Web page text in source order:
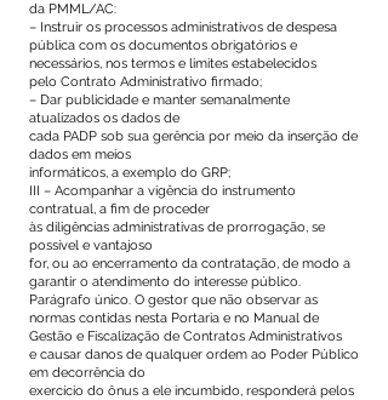
da PMML/AC:
– Instruir os processos administrativos de despesa
pública com os documentos obrigatórios e
necessários, nos termos e limites estabelecidos
pelo Contrato Administrativo firmado;
– Dar publicidade e manter semanalmente
atualizados os dados de
cada PADP sob sua gerência por meio da inserção de
dados em meios
informáticos, a exemplo do GRP;
III – Acompanhar a vigência do instrumento
contratual, a fim de proceder
às diligências administrativas de prorrogação, se
possível e vantajoso
for, ou ao encerramento da contratação, de modo a
garantir o atendimento do interesse público.
Parágrafo único. O gestor que não observar as
normas contidas nesta Portaria e no Manual de
Gestão e Fiscalização de Contratos Administrativos
e causar danos de qualquer ordem ao Poder Público
em decorrência do
exercício do ônus a ele incumbido, responderá pelos